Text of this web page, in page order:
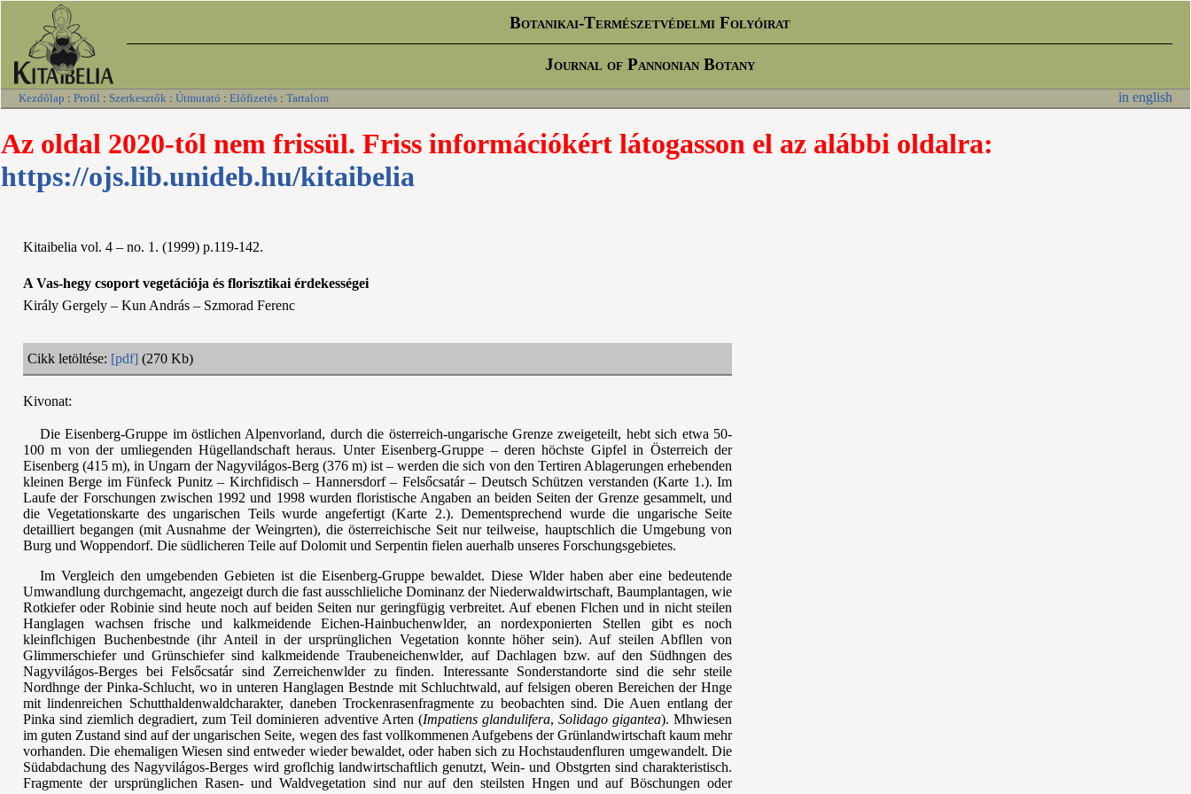
Botanikai-Természetvédelmi Folyóirat
Journal of Pannonian Botany
Kezdőlap : Profil : Szerkesztők : Útmutató : Előfizetés : Tartalom in english
Az oldal 2020-tól nem frissül. Friss információkért látogasson el az alábbi oldalra:
https://ojs.lib.unideb.hu/kitaibelia
Kitaibelia vol. 4 – no. 1. (1999) p.119-142.
A Vas-hegy csoport vegetációja és florisztikai érdekességei
Király Gergely – Kun András – Szmorad Ferenc
Cikk letöltése: [pdf] (270 Kb)
Kivonat:
Die Eisenberg-Gruppe im östlichen Alpenvorland, durch die österreich-ungarische Grenze zweigeteilt, hebt sich etwa 50-
100 m von der umliegenden Hügellandschaft heraus. Unter Eisenberg-Gruppe – deren höchste Gipfel in Österreich der
Eisenberg (415 m), in Ungarn der Nagyvilágos-Berg (376 m) ist – werden die sich von den Tertiren Ablagerungen erhebenden
kleinen Berge im Fünfeck Punitz – Kirchfidisch – Hannersdorf – Felsőcsatár – Deutsch Schützen verstanden (Karte 1.). Im
Laufe der Forschungen zwischen 1992 und 1998 wurden floristische Angaben an beiden Seiten der Grenze gesammelt, und
die Vegetationskarte des ungarischen Teils wurde angefertigt (Karte 2.). Dementsprechend wurde die ungarische Seite
detailliert begangen (mit Ausnahme der Weingrten), die österreichische Seit nur teilweise, hauptschlich die Umgebung von
Burg und Woppendorf. Die südlicheren Teile auf Dolomit und Serpentin fielen auerhalb unseres Forschungsgebietes.
Im Vergleich den umgebenden Gebieten ist die Eisenberg-Gruppe bewaldet. Diese Wlder haben aber eine bedeutende
Umwandlung durchgemacht, angezeigt durch die fast ausschlieliche Dominanz der Niederwaldwirtschaft, Baumplantagen, wie
Rotkiefer oder Robinie sind heute noch auf beiden Seiten nur geringfügig verbreitet. Auf ebenen Flchen und in nicht steilen
Hanglagen wachsen frische und kalkmeidende Eichen-Hainbuchenwlder, an nordexponierten Stellen gibt es noch
kleinflchigen Buchenbestnde (ihr Anteil in der ursprünglichen Vegetation konnte höher sein). Auf steilen Abfllen von
Glimmerschiefer und Grünschiefer sind kalkmeidende Traubeneichenwlder, auf Dachlagen bzw. auf den Südhngen des
Nagyvilágos-Berges bei Felsőcsatár sind Zerreichenwlder zu finden. Interessante Sonderstandorte sind die sehr steile
Nordhnge der Pinka-Schlucht, wo in unteren Hanglagen Bestnde mit Schluchtwald, auf felsigen oberen Bereichen der Hnge
mit lindenreichen Schutthaldenwaldcharakter, daneben Trockenrasenfragmente zu beobachten sind. Die Auen entlang der
Pinka sind ziemlich degradiert, zum Teil dominieren adventive Arten (Impatiens glandulifera, Solidago gigantea). Mhwiesen
im guten Zustand sind auf der ungarischen Seite, wegen des fast vollkommenen Aufgebens der Grünlandwirtschaft kaum mehr
vorhanden. Die ehemaligen Wiesen sind entweder wieder bewaldet, oder haben sich zu Hochstaudenfluren umgewandelt. Die
Südabdachung des Nagyvilágos-Berges wird groflchig landwirtschaftlich genutzt, Wein- und Obstgrten sind charakteristisch.
Fragmente der ursprünglichen Rasen- und Waldvegetation sind nur auf den steilsten Hngen und auf Böschungen oder